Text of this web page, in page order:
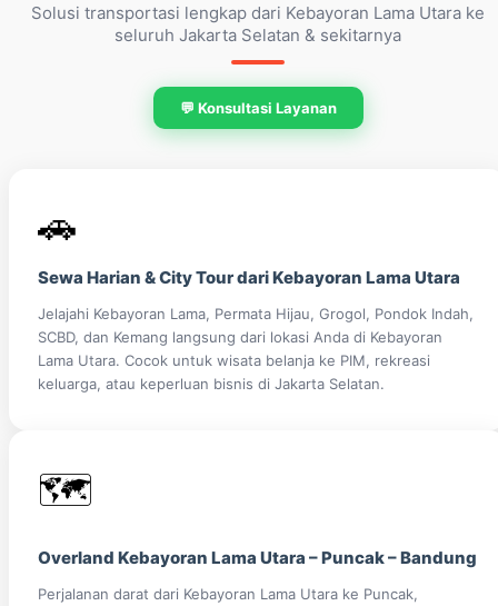
Solusi transportasi lengkap dari Kebayoran Lama Utara ke
seluruh Jakarta Selatan & sekitarnya
💬 Konsultasi Layanan
🚗
Sewa Harian & City Tour dari Kebayoran Lama Utara
Jelajahi Kebayoran Lama, Permata Hijau, Grogol, Pondok Indah,
SCBD, dan Kemang langsung dari lokasi Anda di Kebayoran
Lama Utara. Cocok untuk wisata belanja ke PIM, rekreasi
keluarga, atau keperluan bisnis di Jakarta Selatan.
🗺️
Overland Kebayoran Lama Utara – Puncak – Bandung
Perjalanan darat dari Kebayoran Lama Utara ke Puncak,